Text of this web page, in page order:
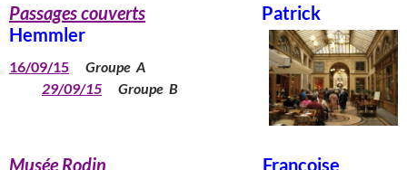
Passages couverts
Patrick
Hemmler
16/09/15
Groupe A
29/09/15 Groupe B
Musée Rodin
Françoise